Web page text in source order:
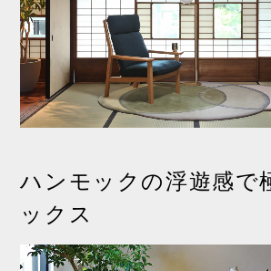
ハンモックの浮遊感で
ックス